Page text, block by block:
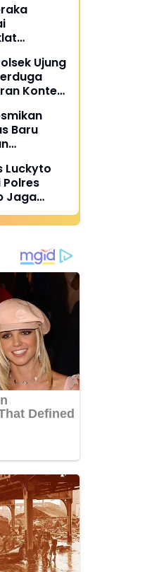
Ujung
Konten
Baru
Luckyto
Polres
Jaga